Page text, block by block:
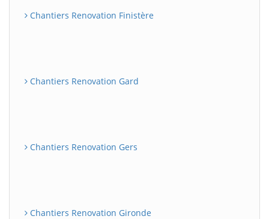
Chantiers Renovation Finistère
Chantiers Renovation Gard
Chantiers Renovation Gers
Chantiers Renovation Gironde